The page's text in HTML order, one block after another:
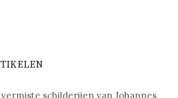
vermiste schilderijen van Johannes